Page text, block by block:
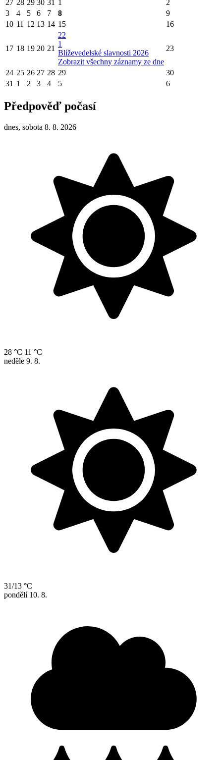
27 28 29 30 31 1
2
3
4 5 6 7 8
9
10 11 12 13 14 15 16
17 18 19 20 21
22
1
Blíževedelské slavnosti 2026
Zobrazit všechny záznamy ze dne
23
24 25 26 27 28 29
30
31 1 2 3 4 5 6
Předpověď počasí
dnes, sobota 8. 8. 2026
28 °C 11 °C
neděle 9. 8.
31/13 °C
pondělí 10. 8.